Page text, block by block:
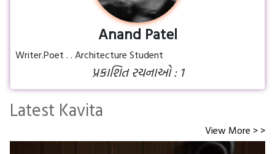
Anand Patel
Writer.Poet . . Architecture Student
પ્રકાશિત રચનાઓ : 1
Latest Kavita
View More > >